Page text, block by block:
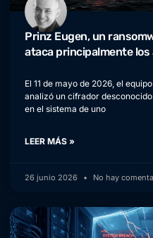
Prinz Eugen, un
ataca principalmente
El 11 de mayo de 2026, el
analizó un cifrador
en el sistema de uno
LEER MÁS »
26 junio 2026 No hay